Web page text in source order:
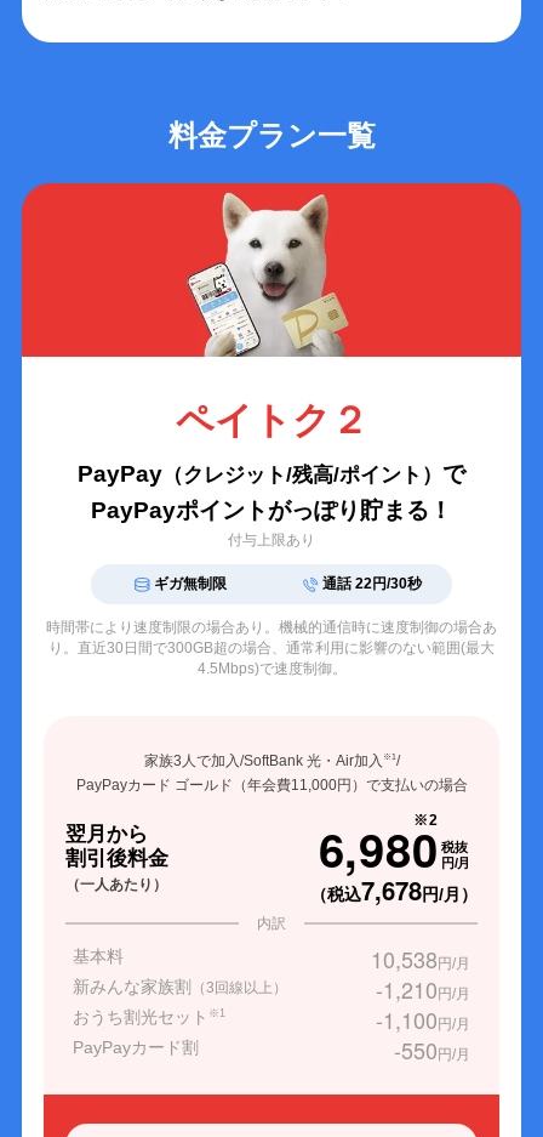
料金プラン一覧
ペイトク２
PayPay （クレジット/残高/ポイント） で
PayPayポイントがっぽり貯まる！
付与上限あり
ギガ無制限 通話 22円/30秒
時間帯により速度制限の場合あり。機械的通信時に速度制御の場合あ
り。 直近30日間で300GB超の場合、通常利用に影響のない範囲(最大
4.5Mbps)で速度制御。
家族3人で加入/SoftBank 光・Air加入 ※1/
PayPayカード ゴールド（年会費11,000円）で支払いの場合
翌月から
割引後料金
（一人あたり）
6,980
※2
税抜
円/月
（税込7,678円/月）
内訳
基本料 10,538円/月
新みんな家族割 （3回線以上） -1,210円/月
おうち割光セット ※1 -1,100円/月
PayPayカード割 -550円/月